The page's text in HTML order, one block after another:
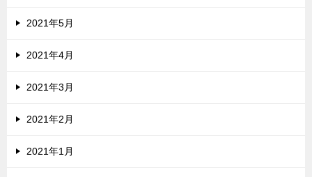
2021年5月
2021年4月
2021年3月
2021年2月
2021年1月